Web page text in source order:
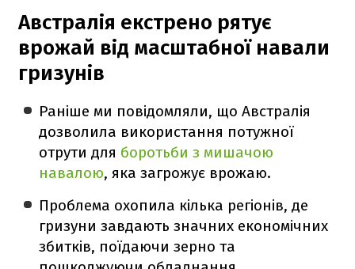
Австралія екстрено рятує
врожай від масштабної навали
гризунів
Раніше ми повідомляли, що Австралія
дозволила використання потужної
отрути для боротьби з мишачою
навалою, яка загрожує врожаю.
Проблема охопила кілька регіонів, де
гризуни завдають значних економічних
збитків, поїдаючи зерно та